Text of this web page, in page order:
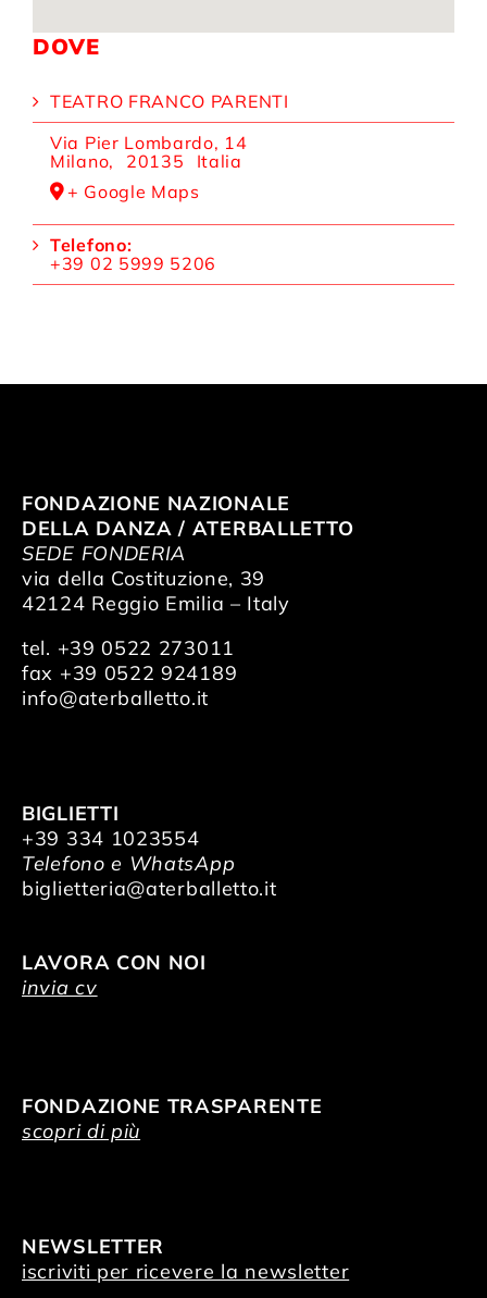
DOVE
TEATRO FRANCO PARENTI
Via Pier Lombardo, 14
Milano, 20135
Italia
+ Google Maps
Telefono:
+39 02 5999 5206
FONDAZIONE NAZIONALE
DELLA DANZA / ATERBALLETTO
SEDE FONDERIA
via della Costituzione, 39
42124 Reggio Emilia – Italy
tel. +39 0522 273011
fax +39 0522 924189
info@aterballetto.it
BIGLIETTI
+39 334 1023554
Telefono e WhatsApp
biglietteria@aterballetto.it
LAVORA CON NOI
invia cv
FONDAZIONE TRASPARENTE
scopri di più
NEWSLETTER
iscriviti per ricevere la newsletter